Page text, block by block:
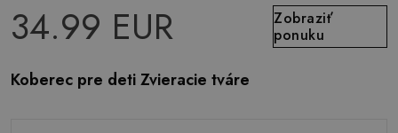
34.99 EUR
Zobraziť
ponuku
Koberec pre deti Zvieracie tváre